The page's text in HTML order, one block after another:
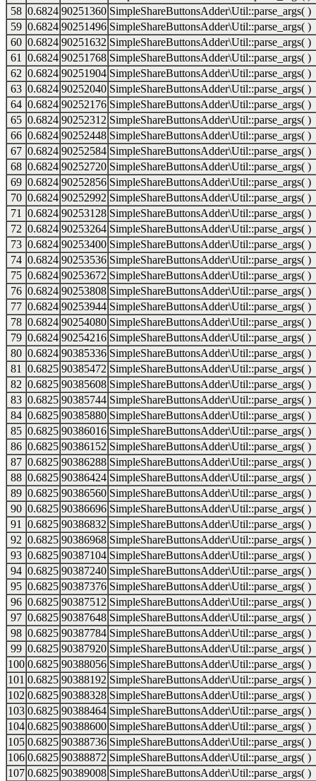
58 0.6824 90251360 SimpleShareButtonsAdder\Util::parse_args( )
59 0.6824 90251496 SimpleShareButtonsAdder\Util::parse_args( )
60 0.6824 90251632 SimpleShareButtonsAdder\Util::parse_args( )
61
0.6824 90251768 SimpleShareButtonsAdder\Util::parse_args( )
62 0.6824 90251904 SimpleShareButtonsAdder\Util::parse_args( )
63 0.6824 90252040 SimpleShareButtonsAdder\Util::parse_args( )
64 0.6824 90252176 SimpleShareButtonsAdder\Util::parse_args( )
65 0.6824 90252312 SimpleShareButtonsAdder\Util::parse_args( )
66 0.6824 90252448 SimpleShareButtonsAdder\Util::parse_args( )
67 0.6824 90252584 SimpleShareButtonsAdder\Util::parse_args( )
68 0.6824 90252720 SimpleShareButtonsAdder\Util::parse_args( )
69 0.6824 90252856 SimpleShareButtonsAdder\Util::parse_args( )
70 0.6824 90252992 SimpleShareButtonsAdder\Util::parse_args( )
71
0.6824 90253128 SimpleShareButtonsAdder\Util::parse_args( )
72 0.6824 90253264 SimpleShareButtonsAdder\Util::parse_args( )
73 0.6824 90253400 SimpleShareButtonsAdder\Util::parse_args( )
74 0.6824 90253536 SimpleShareButtonsAdder\Util::parse_args( )
75 0.6824 90253672 SimpleShareButtonsAdder\Util::parse_args( )
76 0.6824 90253808 SimpleShareButtonsAdder\Util::parse_args( )
77 0.6824 90253944 SimpleShareButtonsAdder\Util::parse_args( )
78 0.6824 90254080 SimpleShareButtonsAdder\Util::parse_args( )
79 0.6824 90254216 SimpleShareButtonsAdder\Util::parse_args( )
80 0.6824 90385336 SimpleShareButtonsAdder\Util::parse_args( )
81
0.6825 90385472 SimpleShareButtonsAdder\Util::parse_args( )
82 0.6825 90385608 SimpleShareButtonsAdder\Util::parse_args( )
83 0.6825 90385744 SimpleShareButtonsAdder\Util::parse_args( )
84 0.6825 90385880 SimpleShareButtonsAdder\Util::parse_args( )
85 0.6825 90386016 SimpleShareButtonsAdder\Util::parse_args( )
86 0.6825 90386152 SimpleShareButtonsAdder\Util::parse_args( )
87 0.6825 90386288 SimpleShareButtonsAdder\Util::parse_args( )
88 0.6825 90386424 SimpleShareButtonsAdder\Util::parse_args( )
89 0.6825 90386560 SimpleShareButtonsAdder\Util::parse_args( )
90 0.6825 90386696 SimpleShareButtonsAdder\Util::parse_args( )
91
0.6825 90386832 SimpleShareButtonsAdder\Util::parse_args( )
92 0.6825 90386968 SimpleShareButtonsAdder\Util::parse_args( )
93 0.6825 90387104 SimpleShareButtonsAdder\Util::parse_args( )
94 0.6825 90387240 SimpleShareButtonsAdder\Util::parse_args( )
95 0.6825 90387376 SimpleShareButtonsAdder\Util::parse_args( )
96 0.6825 90387512 SimpleShareButtonsAdder\Util::parse_args( )
97 0.6825 90387648 SimpleShareButtonsAdder\Util::parse_args( )
98 0.6825 90387784 SimpleShareButtonsAdder\Util::parse_args( )
99 0.6825 90387920 SimpleShareButtonsAdder\Util::parse_args( )
100 0.6825 90388056 SimpleShareButtonsAdder\Util::parse_args( )
101 0.6825 90388192 SimpleShareButtonsAdder\Util::parse_args( )
102 0.6825 90388328 SimpleShareButtonsAdder\Util::parse_args( )
103 0.6825 90388464 SimpleShareButtonsAdder\Util::parse_args( )
104 0.6825 90388600 SimpleShareButtonsAdder\Util::parse_args( )
105 0.6825 90388736 SimpleShareButtonsAdder\Util::parse_args( )
106 0.6825 90388872 SimpleShareButtonsAdder\Util::parse_args( )
107 0.6825 90389008 SimpleShareButtonsAdder\Util::parse_args( )